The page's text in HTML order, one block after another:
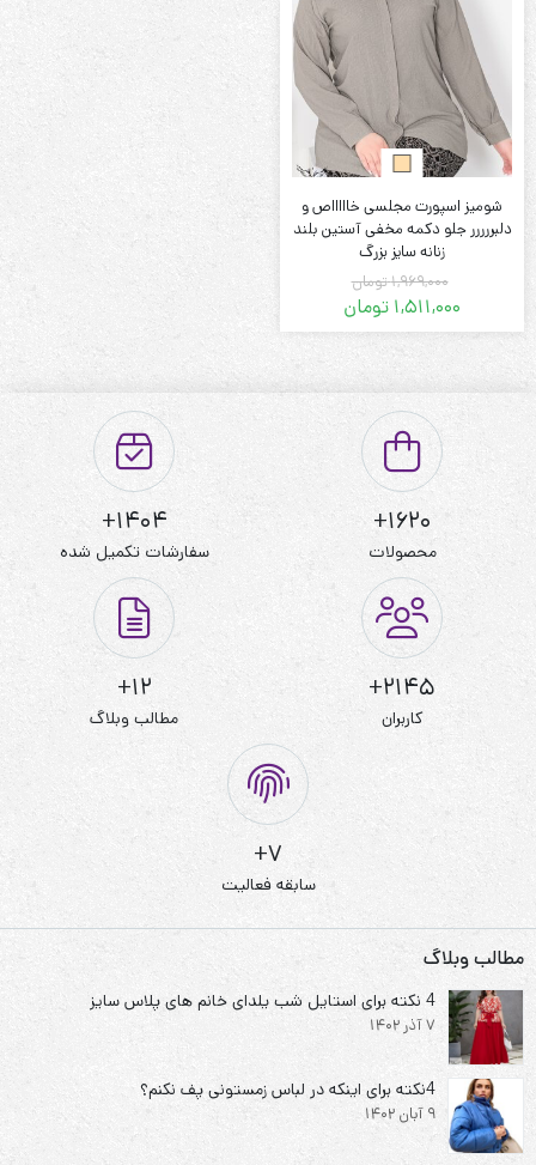
شومیز اسپورت مجلسی خاااااص و
دلبررررر جلو دکمه مخفی آستین بلند
زنانه سایز بزرگ
1,969,000تومان
قیمت
1,969,000 تومان
بود.
1,511,000 تومان
قیمت
1,511,000 تومان.
1620+
محصولات
1404+
سفارشات تکمیل شده
2145+
کاربران
12+
مطالب وبلاگ
7+
سابقه فعالیت
مطالب وبلاگ
4 نکته برای استایل شب یلدای خانم های پلاس سایز
7 آذر 1402
4نکته برای اینکه در لباس زمستونی پف نکنم؟
9 آبان 1402